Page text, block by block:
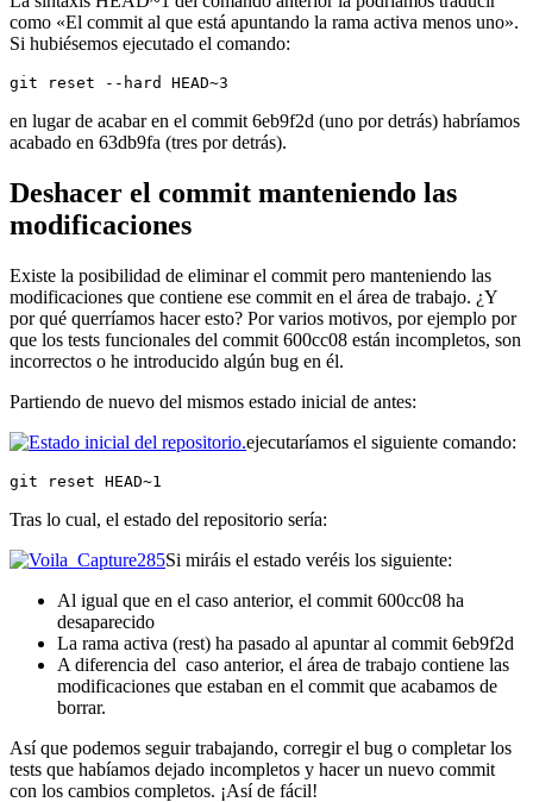
como «El commit al que está apuntando la rama activa menos uno».
Si hubiésemos ejecutado el comando:
git reset --hard HEAD~3
en lugar de acabar en el commit 6eb9f2d (uno por detrás) habríamos
acabado en 63db9fa (tres por detrás).
Deshacer el commit manteniendo las
modificaciones
Existe la posibilidad de eliminar el commit pero manteniendo las
modificaciones que contiene ese commit en el área de trabajo. ¿Y
por qué querríamos hacer esto? Por varios motivos, por ejemplo por
que los tests funcionales del commit 600cc08 están incompletos, son
incorrectos o he introducido algún bug en él.
Partiendo de nuevo del mismos estado inicial de antes:
ejecutaríamos el siguiente comando:
git reset HEAD~1
Tras lo cual, el estado del repositorio sería:
Si miráis el estado veréis los siguiente:
Al igual que en el caso anterior, el commit 600cc08 ha
desaparecido
La rama activa (rest) ha pasado al apuntar al commit 6eb9f2d
A diferencia del caso anterior, el área de trabajo contiene las
modificaciones que estaban en el commit que acabamos de
borrar.
Así que podemos seguir trabajando, corregir el bug o completar los
tests que habíamos dejado incompletos y hacer un nuevo commit
con los cambios completos. ¡Así de fácil!